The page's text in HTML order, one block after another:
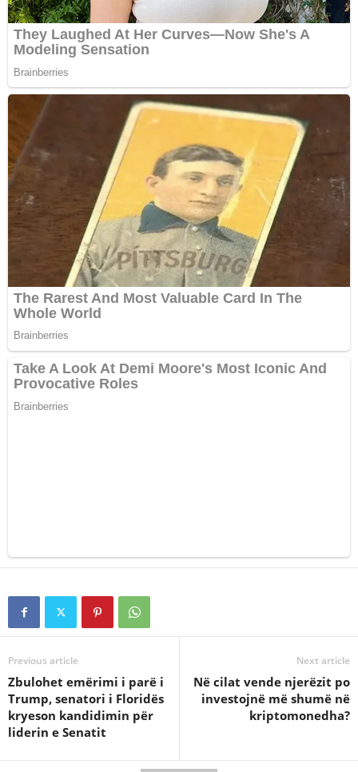
Previous article
Zbulohet emërimi i parë i
Trump, senatori i Floridës
kryeson kandidimin për
liderin e Senatit
Next article
Në cilat vende njerëzit po
investojnë më shumë në
kriptomonedha?